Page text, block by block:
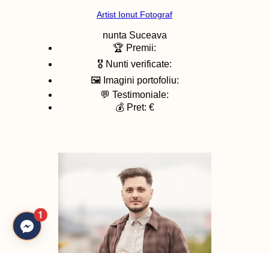
Artist Ionut Fotograf
nunta Suceava
🏆 Premii:
🎖️ Nunti verificate:
🖼️ Imagini portofoliu:
💬 Testimoniale:
💰 Pret: €